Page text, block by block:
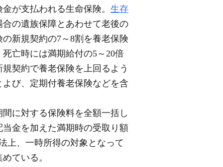
が支払われる生命保険。 生存
の遺族保障とあわせて老後の
新規契約の7～8割を養老保険
亡時には満期給付の5～20倍
契約で養老保険を上回るよう
び、定期付養老保険などを含
に対する保険料を全額一括し
金を加えた満期時の受取り額
上、一時所得の対象となって
ている。